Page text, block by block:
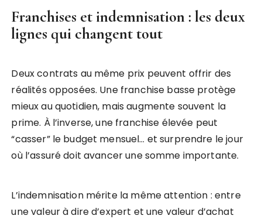
Franchises et indemnisation : les deux
lignes qui changent tout
Deux contrats au même prix peuvent offrir des
réalités opposées. Une franchise basse protège
mieux au quotidien, mais augmente souvent la
prime. À l’inverse, une franchise élevée peut
“casser” le budget mensuel… et surprendre le jour
où l’assuré doit avancer une somme importante.
L’indemnisation mérite la même attention : entre
une valeur à dire d’expert et une valeur d’achat